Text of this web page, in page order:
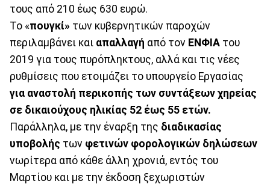
τους από 210 έως 630 ευρώ.
Το «πουγκί» των κυβερνητικών παροχών
περιλαμβάνει και απαλλαγή από τον ΕΝΦΙΑ του
2019 για τους πυρόπληκτους, αλλά και τις νέες
ρυθμίσεις που ετοιμάζει το υπουργείο Εργασίας
για αναστολή περικοπής των συντάξεων χηρείας
σε δικαιούχους ηλικίας 52 έως 55 ετών.
Παράλληλα, με την έναρξη της διαδικασίας
υποβολής των φετινών φορολογικών δηλώσεων
νωρίτερα από κάθε άλλη χρονιά, εντός του
Μαρτίου και με την έκδοση ξεχωριστών